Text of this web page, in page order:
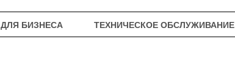
ДЛЯ БИЗНЕСА ТЕХНИЧЕСКОЕ ОБСЛУЖИВАНИЕ